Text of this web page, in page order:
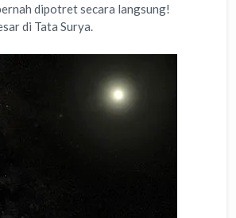
dipotret secara langsung!
di Tata Surya.